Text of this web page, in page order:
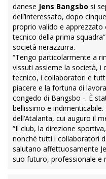
danese Jens Bangsbo si
dell’interessato, dopo
proprio valido e
tecnico della prima
società nerazzurra.
“Tengo particolarmente a
vissuti assieme la società, i
tecnico, i collaboratori e
piacere e la fortuna di
congedo di Bangsbo -. È
bellissimo e
dell’Atalanta, cui auguro il
“Il club, la direzione
nonché tutti i collaboratori
salutano affettuosamente
suo futuro, professionale e